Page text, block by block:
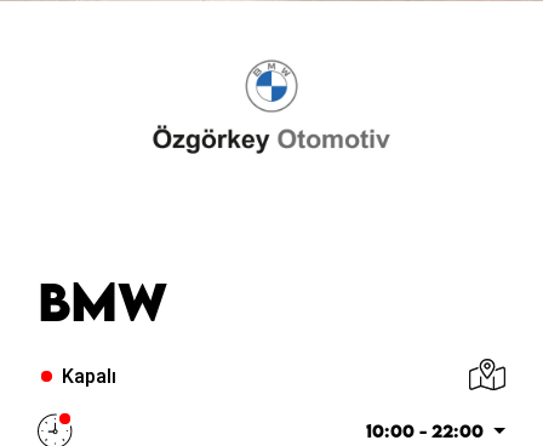
BMW
Kapalı
10:00 - 22:00